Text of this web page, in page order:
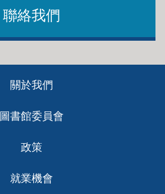
聯絡我們
關於我們
圖書館委員會
政策
就業機會